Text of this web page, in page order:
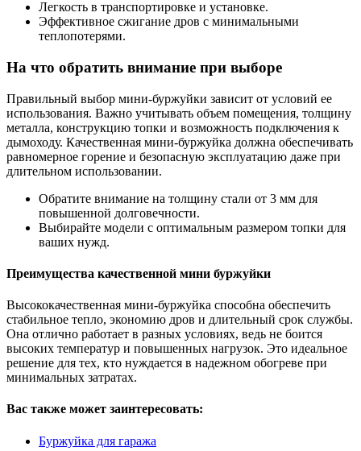
Легкость в транспортировке и установке.
Эффективное сжигание дров с минимальными
теплопотерями.
На что обратить внимание при выборе
Правильный выбор мини-буржуйки зависит от условий ее
использования. Важно учитывать объем помещения, толщину
металла, конструкцию топки и возможность подключения к
дымоходу. Качественная мини-буржуйка должна обеспечивать
равномерное горение и безопасную эксплуатацию даже при
длительном использовании.
Обратите внимание на толщину стали от 3 мм для
повышенной долговечности.
Выбирайте модели с оптимальным размером топки для
ваших нужд.
Преимущества качественной мини буржуйки
Высококачественная мини-буржуйка способна обеспечить
стабильное тепло, экономию дров и длительный срок службы.
Она отлично работает в разных условиях, ведь не боится
высоких температур и повышенных нагрузок. Это идеальное
решение для тех, кто нуждается в надежном обогреве при
минимальных затратах.
Вас также может заинтересовать:
Буржуйка для гаража